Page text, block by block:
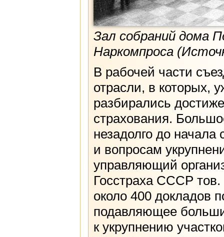
Зал собраний дома
Наркомпроса
В рабочей части
отрасли, в которых,
разбирались
страхования.
незадолго до начала
и вопросам
управляющий
Госстраха СССР
около 400 докладов
подавляющее
к укрупнению